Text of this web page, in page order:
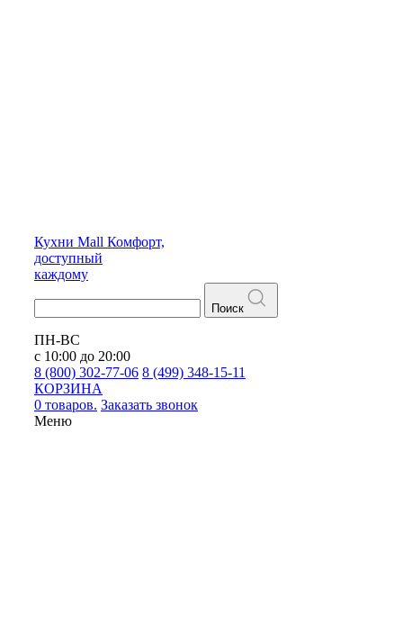
Кухни Mall Комфорт,
доступный
каждому
Поиск
ПН-ВС
с 10:00 до 20:00
8 (800) 302-77-06 8 (499) 348-15-11
КОРЗИНА
0 товаров. Заказать звонок
Меню